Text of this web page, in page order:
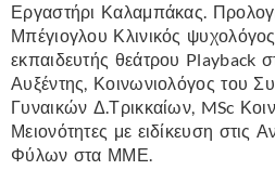
Εργαστήρι Καλαμπάκας.
Μπέγιογλου Κλινικός
εκπαιδευτής θεάτρου Playback
Αυξέντης, Κοινωνιολόγος του
Γυναικών Δ.Τρικκαίων, MSc
Μειονότητες με ειδίκευση στις
Φύλων στα ΜΜΕ.